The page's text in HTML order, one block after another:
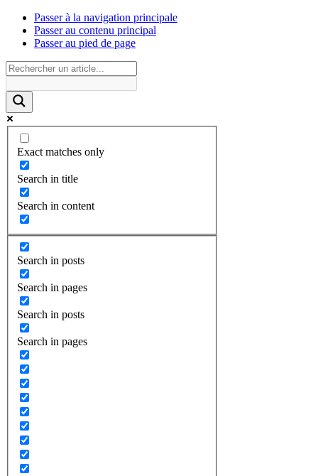
Passer à la navigation principale
Passer au contenu principal
Passer au pied de page
Exact matches only
Search in title
Search in content
Search in posts
Search in pages
Search in posts
Search in pages